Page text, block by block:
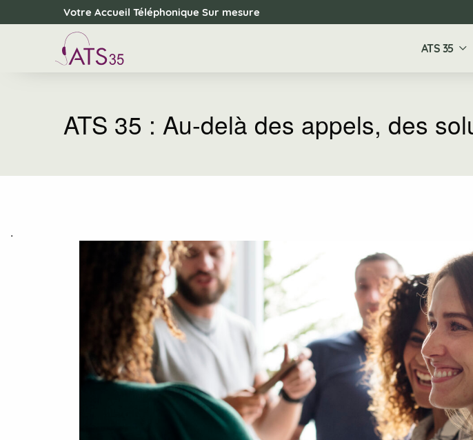
Votre Accueil Téléphonique Sur mesure
ATS 35
ATS 35 : Au-delà des appels, des
.
Panneau de gestion des cookies